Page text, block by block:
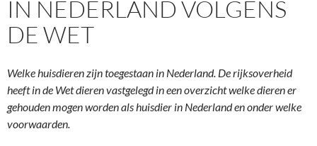
IN NEDERLAND VOLGENS
DE WET
Welke huisdieren zijn toegestaan in Nederland. De rijksoverheid
heeft in de Wet dieren vastgelegd in een overzicht welke dieren er
gehouden mogen worden als huisdier in Nederland en onder welke
voorwaarden.